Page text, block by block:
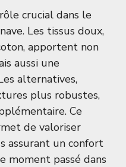
crucial dans le
Les tissus doux,
apportent non
aussi une
alternatives,
plus robustes,
Ce
de valoriser
assurant un confort
moment passé dans